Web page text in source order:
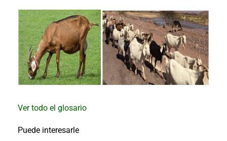
Agricultura
de
precisión
Apicultura
Avicultura
Cultivos
Ganadería
Pastos
Forrajes
Ovinos
Ver todo el glosario
Puede interesarle